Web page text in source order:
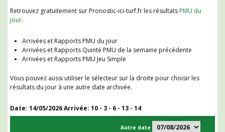
Retrouvez gratuitement sur Pronostic-ici-turf.fr les résultats PMU du
jour.
Arrivées et Rapports PMU du jour
Arrivées et Rapports Quinté PMU de la semaine précédente
Arrivées et Rapports PMU Jeu Simple
Vous pouvez aussi utiliser le sélecteur sur la droite pour choisir les
résultats du jour à une autre date archivée.
Date: 14/05/2026Arrivée: 10 - 3 - 6 - 13 - 14
Autre date